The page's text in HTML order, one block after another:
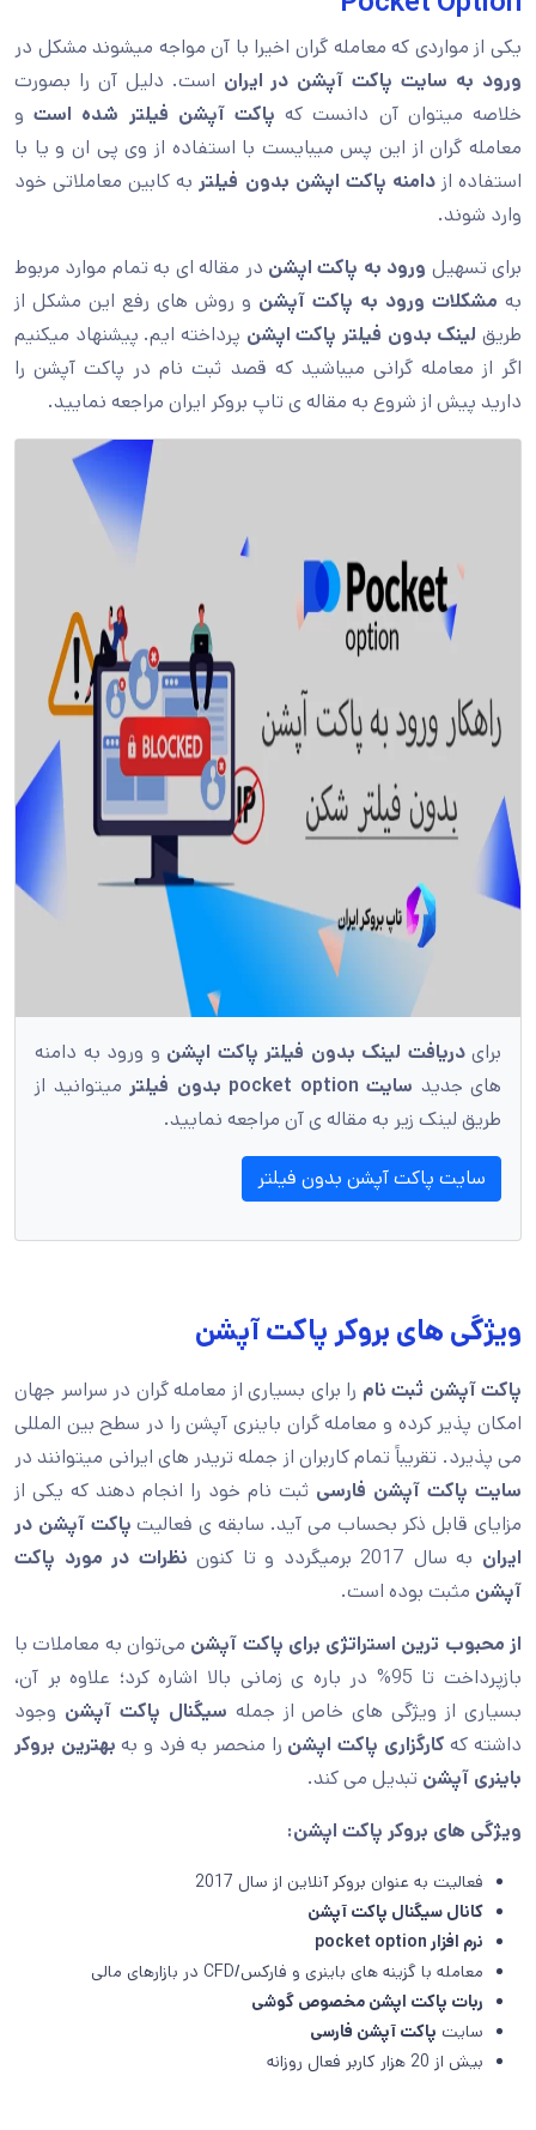
یکی از مواردی که معامله گران اخیرا با آن مواجه میشوند مشکل در
ورود به سایت پاکت آپشن در ایران است. دلیل آن را بصورت
خلاصه میتوان آن دانست که پاکت آپشن فیلتر شده است و
معامله گران از این پس میبایست با استفاده از وی پی ان و یا با
استفاده ازدامنه پاکت اپشن بدون فیلتربه کابین معاملاتی خود
وارد شوند.
برای تسهیل ورود به پاکت اپشن در مقاله ای به تمام موارد مربوط
به مشکلات ورود به پاکت آپشن و روش های رفع این مشکل از
طریق لینک بدون فیلتر پاکت اپشن پرداخته ایم. پیشنهاد میکنیم
اگر از معامله گرانی میباشید که قصد ثبت نام در پاکت آپشن را
دارید پیش از شروع به مقاله ی تاپ بروکر ایران مراجعه نمایید.
برایدریافت لینک بدون فیلتر پاکت اپشن و ورود به دامنه
های جدید سایت pocket option بدون فیلتر
میتوانید از
طریق لینک زیر به مقاله ی آن مراجعه نمایید.
سایت پاکت آپشن بدون فیلتر
ویژگی های بروکر پاکت آپشن
پاکت آپشن ثبت نام را برای بسیاری از معامله گران در سراسر جهان
امکان پذیر کرده و معامله گران باینری آپشن را در سطح بین المللی
می پذیرد. تقریباً تمام کاربران از جمله تریدر های ایرانی میتوانند در
سایت پاکت آپشن فارسی ثبت نام خود را انجام دهند که یکی از
مزایای قابل ذکر بحساب می آید. سابقه ی فعالیت پاکت آپشن در
ایران به سال 2017 برمیگردد و تا کنون
نظرات در مورد پاکت
آپشن مثبت بوده است.
از محبوب ترین استراتژی برای پاکت آپشن می‌توان به معاملات با
بازپرداخت تا 95% در باره ی زمانی بالا اشاره کرد؛ علاوه بر آن،
بسیاری از ویژگی های خاص از جمله سیگنال پاکت آپشن وجود
داشته که کارگزاری پاکت اپشن را منحصر به فرد و به بهترین بروکر
باینری آپشن تبدیل می کند.
ویژگی های بروکر پاکت اپشن:
فعالیت به عنوان بروکر آنلاین از سال 2017
کانال سیگنال پاکت آپشن
نرم افزار pocket option
معامله با گزینه های باینری و فارکس/CFD در بازارهای مالی
ربات پاکت اپشن مخصوص گوشی
سایت پاکت آپشن فارسی
بیش از 20 هزار کاربر فعال روزانه